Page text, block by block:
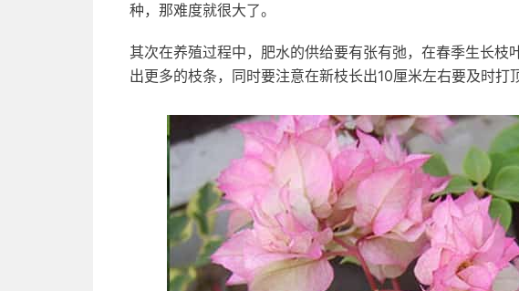
种，那难度就很大了。
其次在养殖过程中，肥水的供给要有张有弛，在春季生长枝
出更多的枝条，同时要注意在新枝长出10厘米左右要及时打